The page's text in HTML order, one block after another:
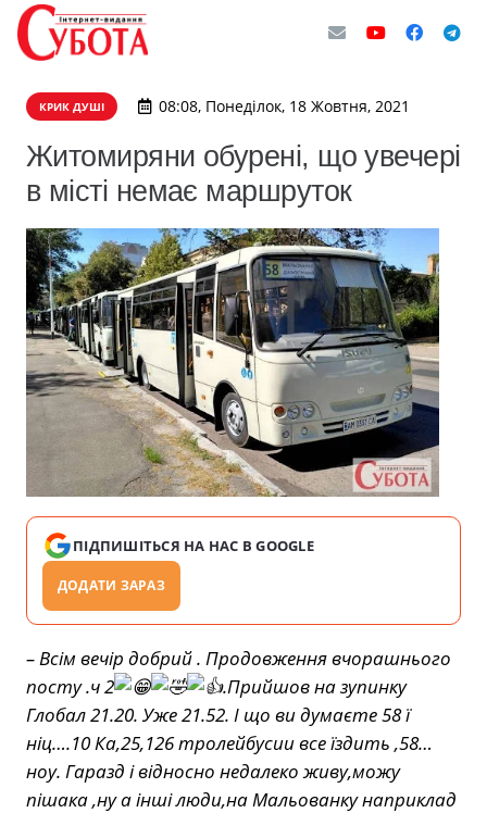
КРИК ДУШІ 08:08, Понеділок, 18 Жовтня, 2021
Житомиряни обурені, що увечері
в місті немає маршруток
ПІДПИШІТЬСЯ НА НАС В GOOGLE
ДОДАТИ ЗАРАЗ
– Всім вечір добрий . Продовження вчорашнього
посту .ч 2
.Прийшов на зупинку
Глобал 21.20. Уже 21.52. І що ви думаєте 58 ї
ніц….10 Ка,25,126 тролейбусии все їздить ,58…
ноу. Гаразд і відносно недалеко живу,можу
пішака ,ну а інші люди,на Мальованку наприклад